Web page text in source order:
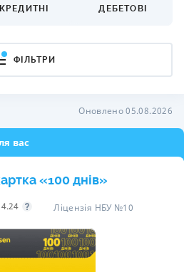
КРЕДИТНІ ДЕБЕТОВІ
ФІЛЬТРИ
Оновлено 05.08.2026
вас
«100 днів»
4.24 Ліцензія НБУ №10